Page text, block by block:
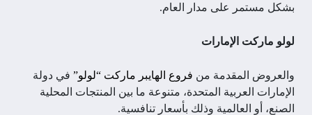
بشكل مستمر على مدار العام.
لولو ماركت الإمارات
والعروض المقدمة من فروع الهايبر ماركت “لولو” في دولة
الإمارات العربية المتحدة، متنوعة ما بين المنتجات المحلية
الصنع، أو العالمية وذلك بأسعار تنافسية.